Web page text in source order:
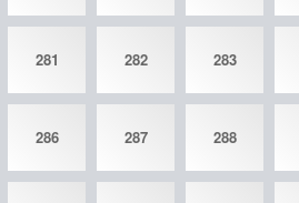
281 282 283
286 287 288